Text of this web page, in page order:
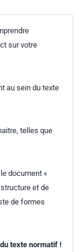
sur votre
au sein du texte
telles que
document «
et de
de formes
texte normatif !